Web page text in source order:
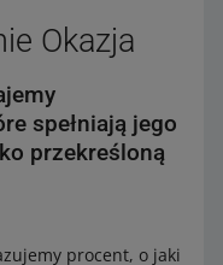
Okazja
spełniają jego
przekreśloną
procent, o jaki